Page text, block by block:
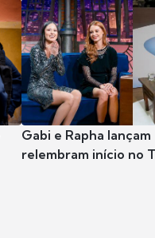
Gabi e Rapha
relembram início no